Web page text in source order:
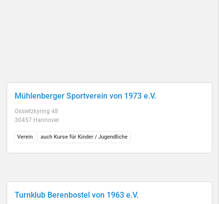
Mühlenberger Sportverein von 1973 e.V.
Ossietzkyring 48
30457 Hannover
Verein auch Kurse für Kinder / Jugendliche
Turnklub Berenbostel von 1963 e.V.